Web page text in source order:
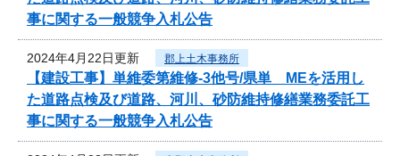
事に関する一般競争入札公告
2024年4月22日更新 郡上土木事務所
【建設工事】単維委第維修‐3他号/県単 MEを活用し
た道路点検及び道路、河川、砂防維持修繕業務委託工
事に関する一般競争入札公告